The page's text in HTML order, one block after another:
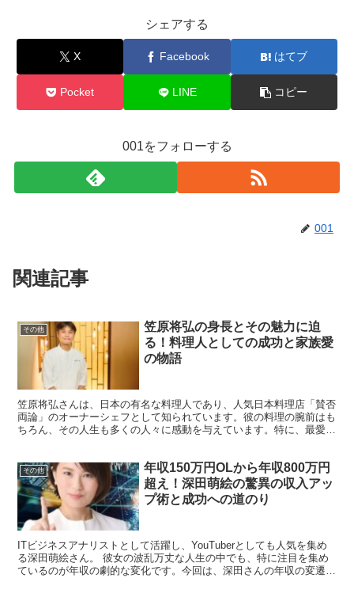
シェアする
X Facebook はてブ
Pocket LINE コピー
001をフォローする
001
関連記事
その他
笠原将弘の身長とその魅力に迫
る！料理人としての成功と家族愛
の物語
笠原将弘さんは、日本の有名な料理人であり、人気日本料理店「賛否
両論」のオーナーシェフとして知られています。彼の料理の腕前はも
ちろん、その人生も多くの人々に感動を与えています。特に、最愛の
その他
年収150万円OLから年収800万円
超え！深田萌絵の驚異の収入アッ
プ術と成功への道のり
ITビジネスアナリストとして活躍し、YouTuberとしても人気を集め
る深田萌絵さん。 彼女の波乱万丈な人生の中でも、特に注目を集め
ているのが年収の劇的な変化です。今回は、深田さんの年収の変遷